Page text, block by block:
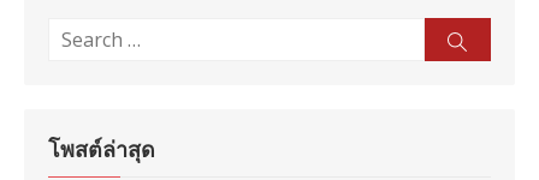
Search
โพสต์ล่าสุด